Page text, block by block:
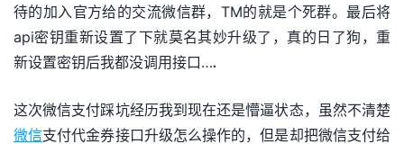
待的加入官方给的交流微信群，TM的就是个死群。最后将
api密钥重新设置了下就莫名其妙升级了，真的日了狗，重
新设置密钥后我都没调用接口….
这次微信支付踩坑经历我到现在还是懵逼状态，虽然不清楚
微信支付代金券接口升级怎么操作的，但是却把微信支付给